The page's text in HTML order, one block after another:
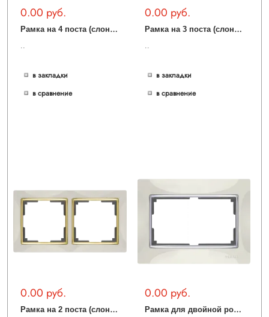
0.00 руб.
Р
амка на 4 поста (слоновая кость/золото) WL03-Frame-04-ivory-GD
..
в закладки
в сравнение
0.00 руб.
Р
амка на 3 поста (слоновая кость/золото) WL03-Frame-03-ivory-GD
..
в закладки
в сравнение
0.00 руб.
Р
амка на 2 поста (слоновая кость/золото) WL03-Frame-02-ivory-GD
0.00 руб.
Р
амка для двойной розетки (слоновая кость) WL03-Frame-01-DBL-ivory